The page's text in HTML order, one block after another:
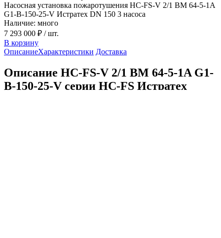
Насосная установка пожаротушения HC-FS-V 2/1 BM 64-5-1A
G1-B-150-25-V Истратех DN 150 3 насоса
Наличие: много
7 293 000 ₽ / шт.
В корзину
ОписаниеХарактеристики Доставка
Описание HC-FS-V 2/1 BM 64-5-1A G1-
B-150-25-V серии HC-FS Истратех